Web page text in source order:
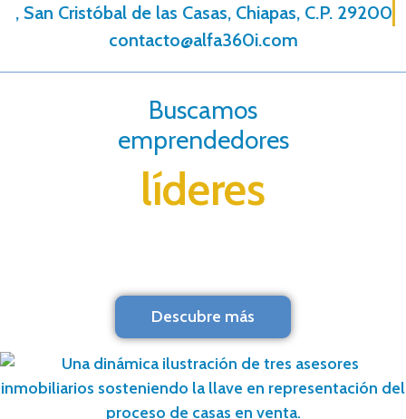
, San Cristóbal de las Casas, Chiapas, C.P. 29200
contacto@alfa360i.com
Buscamos
emprendedores
líderes
Descubre más